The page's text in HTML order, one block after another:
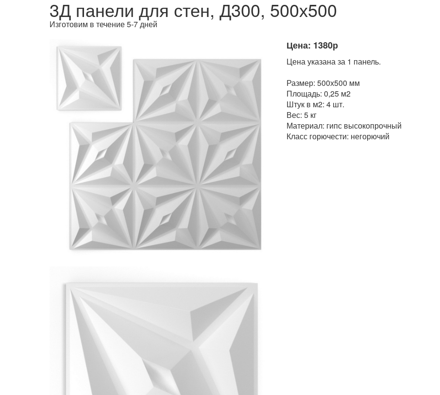
3Д панели для стен, Д300, 500х500
Изготовим в течение 5-7 дней
Цена: 1380р
Цена указана за 1 панель.
Размер: 500х500 мм
Площадь: 0,25 м2
Штук в м2: 4 шт.
Вес: 5 кг
Материал: гипс высокопрочный
Класс горючести: негорючий